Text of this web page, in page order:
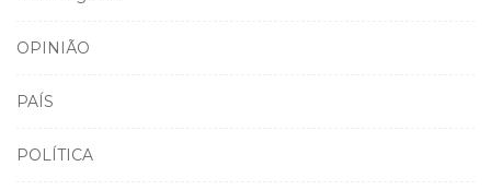
OPINIÃO
PAÍS
POLÍTICA